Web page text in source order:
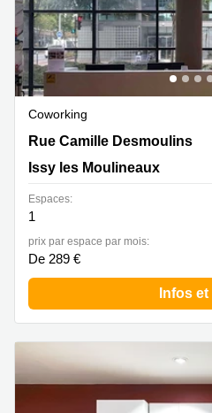
Centres
d'affaires
Lyon
Location
bureaux
Paris
Centre
d'affaires
Montpellier
Coworking
13 Rue Camille Desmoulins,
Rue Camille Desmoulins
Issy les Moulineaux
Espaces:
1
prix par espace par mois:
De 289 €
Infos